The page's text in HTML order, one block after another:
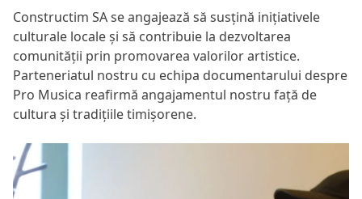
Constructim SA se angajează să susțină inițiativele
culturale locale și să contribuie la dezvoltarea
comunității prin promovarea valorilor artistice.
Parteneriatul nostru cu echipa documentarului despre
Pro Musica reafirmă angajamentul nostru față de
cultura și tradițiile timișorene.